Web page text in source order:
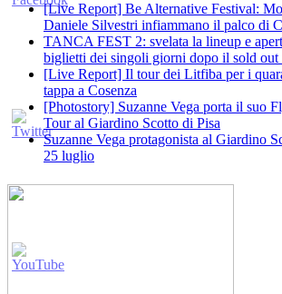
[Live Report] Be Alternative Festival:
Daniele Silvestri infiammano il palco di
TANCA FEST 2: svelata la lineup e
biglietti dei singoli giorni dopo il sold out
[Live Report] Il tour dei Litfiba per i
tappa a Cosenza
[Photostory] Suzanne Vega porta il suo
Tour al Giardino Scotto di Pisa
Suzanne Vega protagonista al Giardino
25 luglio